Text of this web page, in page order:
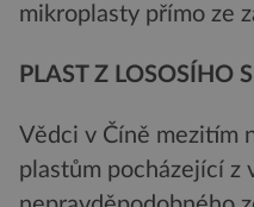
mikroplasty přímo ze
PLAST Z LOSOSÍHO
Vědci v Číně mezitím
plastům pocházející z